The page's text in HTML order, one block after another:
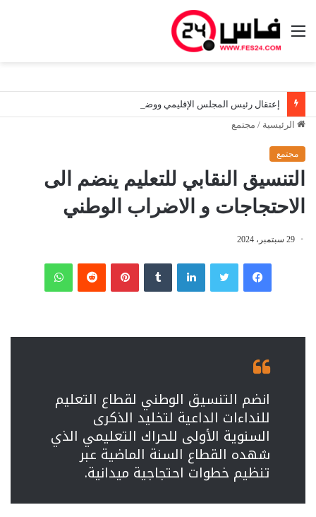
القائمة
الرئيسية / مجتمع
مجتمع
التنسيق النقابي للتعليم ينضم الى
الاحتجاجات و الاضراب الوطني
29 سبتمبر، 2024
فيسبوك لينكدإن بينتيريست
انضم التنسيق الوطني لقطاع التعليم
للنداءات الداعية لتخليد الذكرى
السنوية الأولى للحراك التعليمي الذي
شهده القطاع السنة الماضية عبر
تنظيم خطوات احتجاجية ميدانية.